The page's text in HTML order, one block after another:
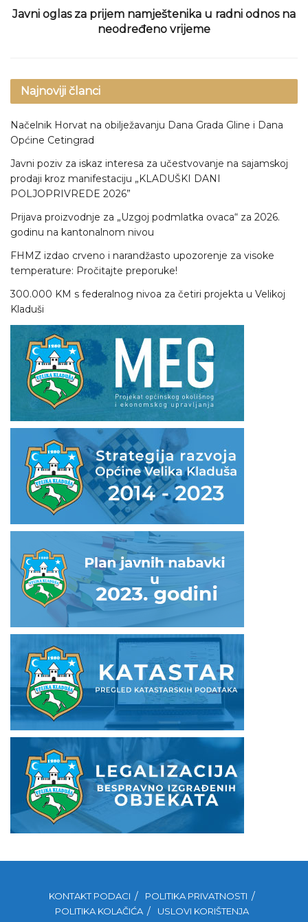
Javni oglas za prijem namještenika u radni odnos na
neodređeno vrijeme
Najnoviji članci
Načelnik Horvat na obilježavanju Dana Grada Gline i Dana
Općine Cetingrad
Javni poziv za iskaz interesa za učestvovanje na sajamskoj
prodaji kroz manifestaciju „KLADUŠKI DANI
POLJOPRIVREDE 2026”
Prijava proizvodnje za „Uzgoj podmlatka ovaca“ za 2026.
godinu na kantonalnom nivou
FHMZ izdao crveno i narandžasto upozorenje za visoke
temperature: Pročitajte preporuke!
300.000 KM s federalnog nivoa za četiri projekta u Velikoj
Kladuši
KONTAKT PODACI
POLITIKA PRIVATNOSTI
POLITIKA KOLAČIĆA
USLOVI KORIŠTENJA